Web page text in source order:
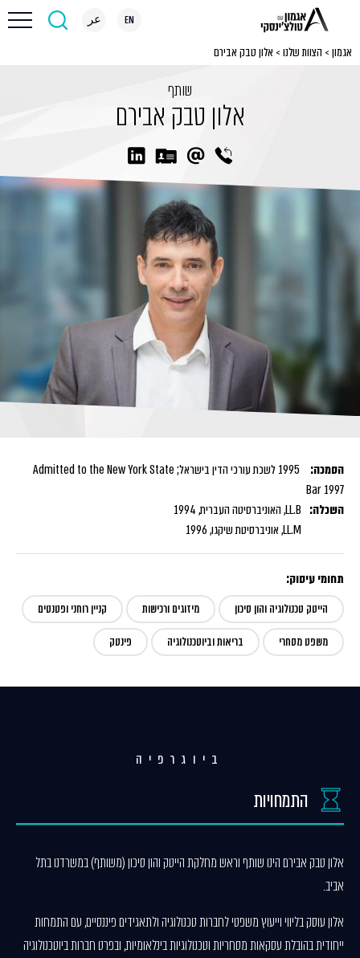
EN عر
אגמון > הצוות שלנו > אלון טבק אבירם
שותף
אלון טבק אבירם
הסמכה:
1995 לשכת עורכי הדין בישראל; Admitted to the New York State
Bar 1997
השכלה: LL.B, האוניברסיטה העברית, 1994
LL.M, אוניברסיטת שיקגו, 1996
תחומי עיסוק:
הייטק טכנולוגיה והון סיכון מיזוגים ורכישות קניין רוחני ופטנטים
משפט מסחרי בריאות וביוטכנולוגיה פינטק
ביוגרפיה
התמחויות
אלון טבק אבירם הינו שותף וראש מחלקת הייטק והון סיכון (משותף) במשרדנו בתל
אביב.
אלון עוסק בליווי וייעוץ משפטי לחברות טכנולוגיה ולתאגידים פיננסיים, עם התמחות
ייחודית בהובלת עסקאות מסחריות וטכנולוגיות בינלאומיות, ובפרט חברות ביוטכנולוגיה